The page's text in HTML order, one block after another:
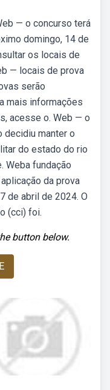
— o concurso terá
domingo, 14 de
os locais de
— locais de prova
serão
mais informações
acesse o. Web — o
decidiu manter o
do estado do rio
Weba fundação
da prova
de abril de 2024. O
(cci) foi.
button below.